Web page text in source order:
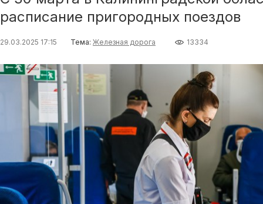
расписание пригородных поездов
29.03.2025 17:15 Тема: Железная дорога 13334